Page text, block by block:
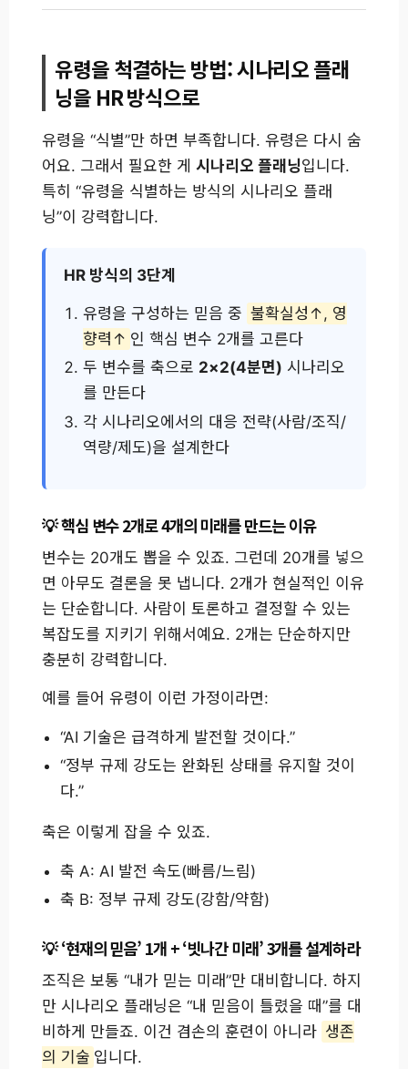
유령을 척결하는 방법: 시나리오 플래
닝을 HR 방식으로
유령을 “식별”만 하면 부족합니다. 유령은 다시 숨
어요. 그래서 필요한 게 시나리오 플래닝입니다.
특히 “유령을 식별하는 방식의 시나리오 플래
닝”이 강력합니다.
HR 방식의 3단계
유령을 구성하는 믿음 중 불확실성↑, 영
향력↑ 인 핵심 변수 2개를 고른다
두 변수를 축으로 2×2(4분면) 시나리오
를 만든다
각 시나리오에서의 대응 전략(사람/조직/
역량/제도)을 설계한다
핵심 변수 2개로 4개의 미래를 만드는 이유
변수는 20개도 뽑을 수 있죠. 그런데 20개를 넣으
면 아무도 결론을 못 냅니다. 2개가 현실적인 이유
는 단순합니다. 사람이 토론하고 결정할 수 있는
복잡도를 지키기 위해서예요. 2개는 단순하지만
충분히 강력합니다.
예를 들어 유령이 이런 가정이라면:
“AI 기술은 급격하게 발전할 것이다.”
“정부 규제 강도는 완화된 상태를 유지할 것이
다.”
축은 이렇게 잡을 수 있죠.
축 A: AI 발전 속도(빠름/느림)
축 B: 정부 규제 강도(강함/약함)
‘현재의 믿음’ 1개 + ‘빗나간 미래’ 3개를 설계하라
조직은 보통 “내가 믿는 미래”만 대비합니다. 하지
만 시나리오 플래닝은 “내 믿음이 틀렸을 때”를 대
비하게 만들죠. 이건 겸손의 훈련이 아니라 생존
의 기술 입니다.